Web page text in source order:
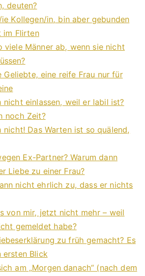
deuten?
Kollegen/in, bin aber gebunden
im Flirten
viele Männer ab, wenn sie nicht
Geliebte, eine reife Frau nur für
nicht einlassen, weil er labil ist?
noch Zeit?
nicht! Das Warten ist so quälend,
Ex-Partner? Warum dann
Liebe zu einer Frau?
nicht ehrlich zu, dass er nichts
von mir, jetzt nicht mehr – weil
gemeldet habe?
zu früh gemacht? Es
ersten Blick
am „Morgen danach“ (nach dem